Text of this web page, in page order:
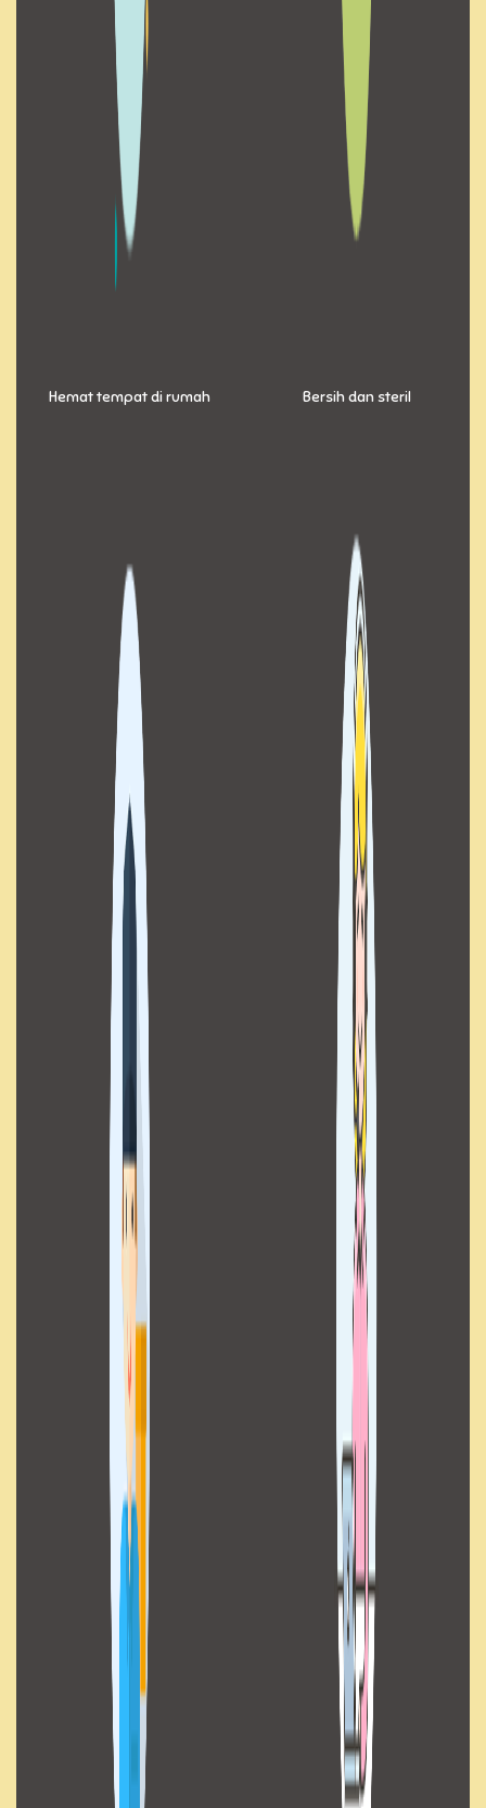
Hemat tempat di rumah Bersih dan steril